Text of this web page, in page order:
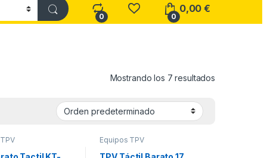
0 0
0,00€
Mostrando los 7 resultados
Equipos TPV